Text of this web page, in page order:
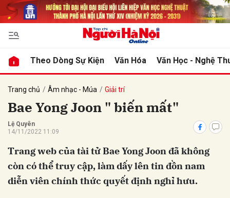
Theo Dòng Sự Kiện Văn Hóa Văn Học - Nghệ
Trang chủ Âm nhạc - Múa Giải trí
Bae Yong Joon " biến mất"
Lệ Quyên
14/11/2022 11:09
Trang web của tài tử Bae Yong Joon đã không
còn có thể truy cập, làm dấy lên tin đồn nam
diễn viên chính thức quyết định nghỉ hưu.
luận
Hủy